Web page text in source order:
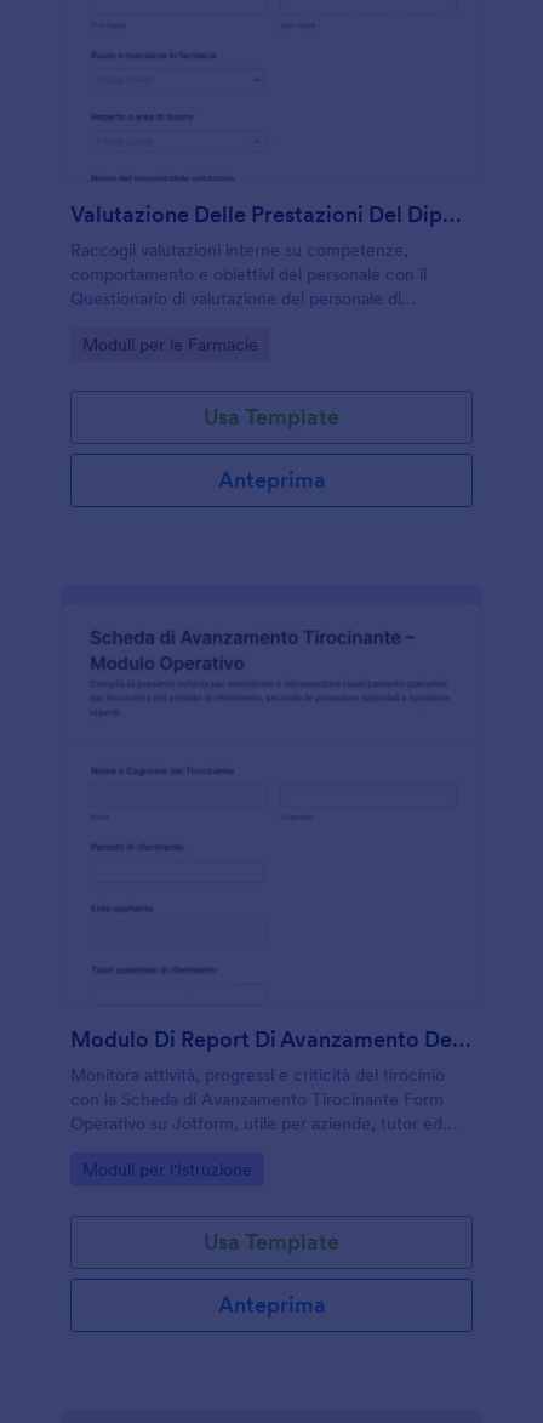
Valutazione Delle Prestazioni Del Dipendente In Farmacia
Raccogli valutazioni interne su competenze,
comportamento e obiettivi del personale con il
Questionario di valutazione del personale di
gestire revisioni periodiche in modo coerente.
Go to Category:
Moduli per le Farmacie
Usa Template
Anteprima
Modulo Di Report Di Avanzamento Del Tirocinante
Monitora attività, progressi e criticità del tirocinio
con la Scheda di Avanzamento Tirocinante Form
Operativo su Jotform, utile per aziende, tutor ed
periodici.
Go to Category:
Moduli per l'Istruzione
Usa Template
Anteprima